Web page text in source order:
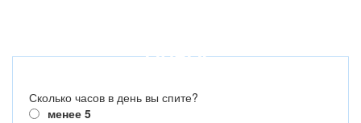
ОПРОС
Сколько часов в день вы спите?
менее 5